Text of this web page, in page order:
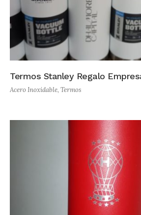
Termos Stanley Regalo
Acero Inoxidable, Termos